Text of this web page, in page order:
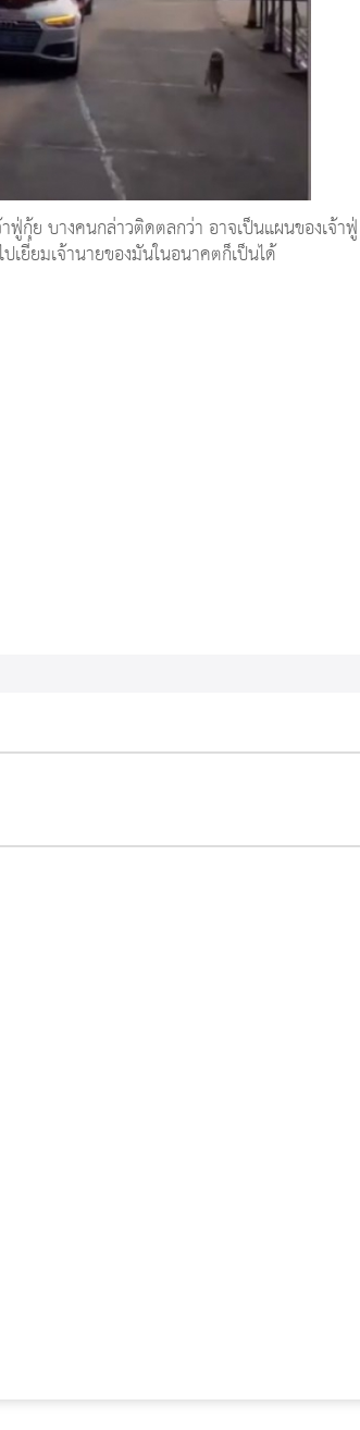
ฟู่กุ้ย บางคนกล่าวติดตลกว่า อาจเป็นแผนของเจ้าฟู่
เยี่ยมเจ้านายของมันในอนาคตก็เป็นได้